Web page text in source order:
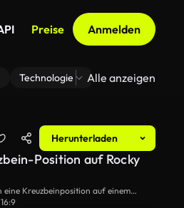
Preise Anmelden
Technologie Zoom Virtuelle
Alle anzeigen
Herunterladen
Position auf Rocky
eine Kreuzbeinposition auf einem
sich auf Meditation vor.Die ruhige
16:9